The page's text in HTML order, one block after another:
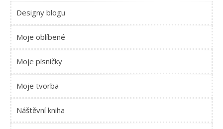
Designy blogu
Moje oblíbené
Moje písničky
Moje tvorba
Náštěvní kniha